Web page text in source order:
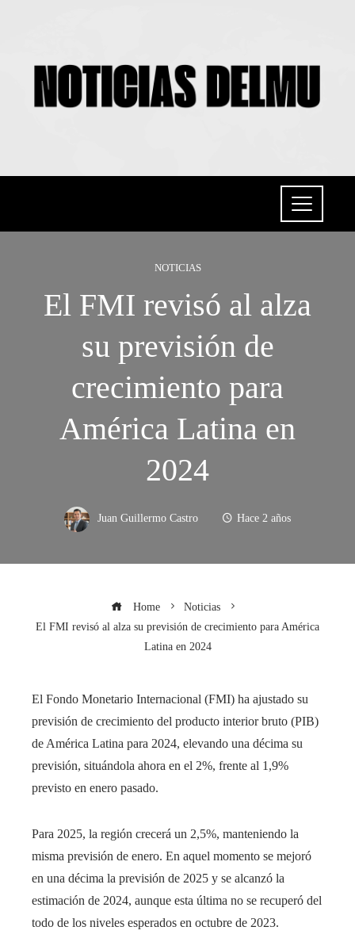
NOTICIAS
El FMI revisó al alza
su previsión de
crecimiento para
América Latina en
2024
Juan Guillermo Castro Hace 2 años
Home
Noticias
El FMI revisó al alza su previsión de crecimiento para América
Latina en 2024
El Fondo Monetario Internacional (FMI) ha ajustado su
previsión de crecimiento del producto interior bruto (PIB)
de América Latina para 2024, elevando una décima su
previsión, situándola ahora en el 2%, frente al 1,9%
previsto en enero pasado.
Para 2025, la región crecerá un 2,5%, manteniendo la
misma previsión de enero. En aquel momento se mejoró
en una décima la previsión de 2025 y se alcanzó la
estimación de 2024, aunque esta última no se recuperó del
todo de los niveles esperados en octubre de 2023.